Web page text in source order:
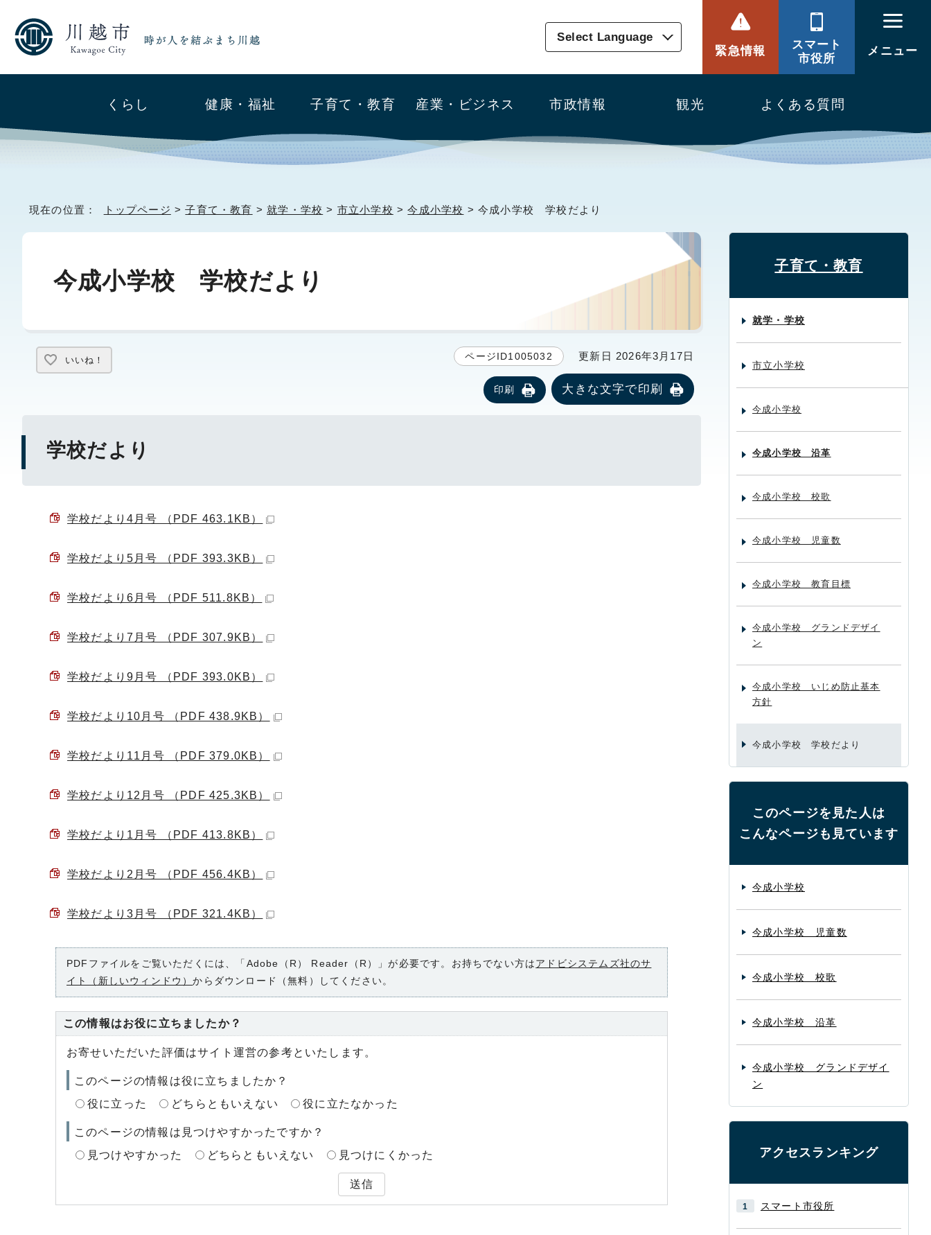
Select Language
緊急情報
スマート
市役所
メニュー
くらし 健康・福祉 子育て・教育 産業・ビジネス 市政情報 観光 よくある質問
現在の位置： トップページ >子育て・教育 >就学・学校 > 市立小学校 >今成小学校 > 今成小学校 学校だより
今成小学校 学校だより
いいね！ ページID1005032 更新日 2026年3月17日
印刷 大きな文字で印刷
学校だより
学校だより4月号 （PDF 463.1KB）
学校だより5月号 （PDF 393.3KB）
学校だより6月号 （PDF 511.8KB）
学校だより7月号 （PDF 307.9KB）
学校だより9月号 （PDF 393.0KB）
学校だより10月号 （PDF 438.9KB）
学校だより11月号 （PDF 379.0KB）
学校だより12月号 （PDF 425.3KB）
学校だより1月号 （PDF 413.8KB）
学校だより2月号 （PDF 456.4KB）
学校だより3月号 （PDF 321.4KB）
PDFファイルをご覧いただくには、「Adobe（R） Reader（R）」が必要です。お持ちでない方はアドビシステムズ社のサ
イト（新しいウィンドウ）からダウンロード（無料）してください。
この情報はお役に立ちましたか？
お寄せいただいた評価はサイト運営の参考といたします。
このページの情報は役に立ちましたか？
役に立った
どちらともいえない 役に立たなかった
このページの情報は見つけやすかったですか？
見つけやすかった
どちらともいえない 見つけにくかった
送信
子育て・教育
就学・学校
市立小学校
今成小学校
今成小学校 沿革
今成小学校 校歌
今成小学校 児童数
今成小学校 教育目標
今成小学校 グランドデザイ
ン
今成小学校 いじめ防止基本
方針
今成小学校 学校だより
このページを見た人は
こんなページも見ています
今成小学校
今成小学校 児童数
今成小学校 校歌
今成小学校 沿革
今成小学校 グランドデザイ
ン
アクセスランキング
スマート市役所